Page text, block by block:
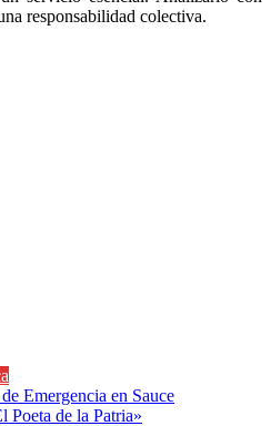
responsabilidad colectiva.
Emergencia en Sauce
Poeta de la Patria»